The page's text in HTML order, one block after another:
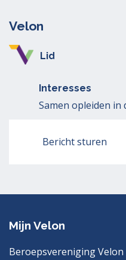
Velon
Lid
Interesses
Samen opleiden in
Bericht sturen
Mijn Velon
Beroepsvereniging Velon